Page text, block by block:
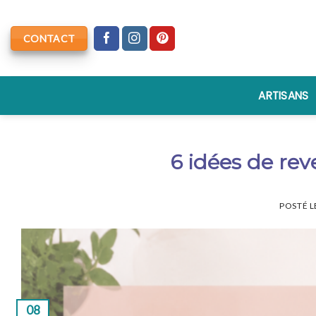
to
content
CONTACT
ARTISANS
6 idées de
POSTÉ
08